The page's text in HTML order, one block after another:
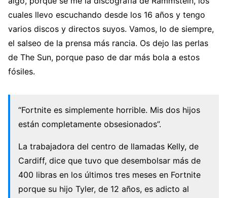
cuales llevo escuchando desde los 16 años y tengo
varios discos y directos suyos. Vamos, lo de siempre,
el salseo de la prensa más rancia. Os dejo las perlas
de The Sun, porque paso de dar más bola a estos
fósiles.
“Fortnite es simplemente horrible. Mis dos hijos
están completamente obsesionados”.
La trabajadora del centro de llamadas Kelly, de
Cardiff, dice que tuvo que desembolsar más de
400 libras en los últimos tres meses en Fortnite
porque su hijo Tyler, de 12 años, es adicto al